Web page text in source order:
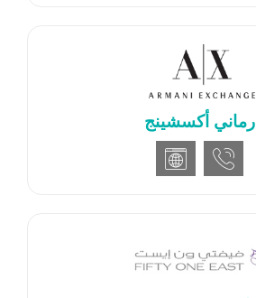
ارماني أكسشينج